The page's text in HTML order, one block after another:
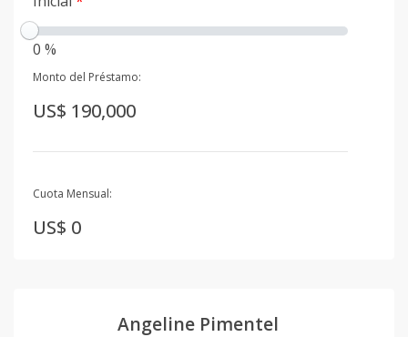
0 %
Monto del Préstamo:
US$ 190,000
Cuota Mensual:
US$ 0
Angeline Pimentel